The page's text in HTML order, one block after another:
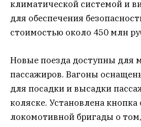
климатической системой и
для обеспечения
стоимостью около 450 млн
Новые поезда доступны для
пассажиров. Вагоны
для посадки и высадки
коляске. Установлена
локомотивной бригады о